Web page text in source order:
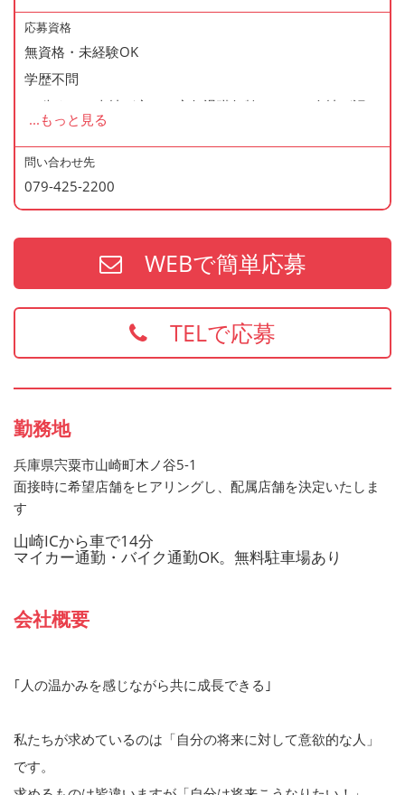
◆交通費支給
◆資格支援制度あり
◆マイカー通勤・バイク通勤OK
◆無料駐車場あり
◆まかない制度あり（1日1食・無料）
◆社内の表彰制度あり
◆再雇用制度あり
◆制服貸与
応募資格
無資格・未経験OK
学歴不問
60歳まで（当社が定める定年退職年齢のため・会社が認め
た場合はこの限りではありません）
＜歓迎資格＞
・2年以上の勤務経験がある方
・調理師免許
※上記の資格、経験をお持ちの方は給与面などを優遇いた
... もっと見る
問い合わせ先
079-425-2200
WEBで簡単応募
TELで応募
勤務地
兵庫県宍粟市山崎町木ノ谷5-1
面接時に希望店舗をヒアリングし、配属店舗を決定いたしま
す
山崎ICから車で14分
マイカー通勤・バイク通勤OK。無料駐車場あり
会社概要
｢人の温かみを感じながら共に成長できる｣
私たちが求めているのは「自分の将来に対して意欲的な人」
です。